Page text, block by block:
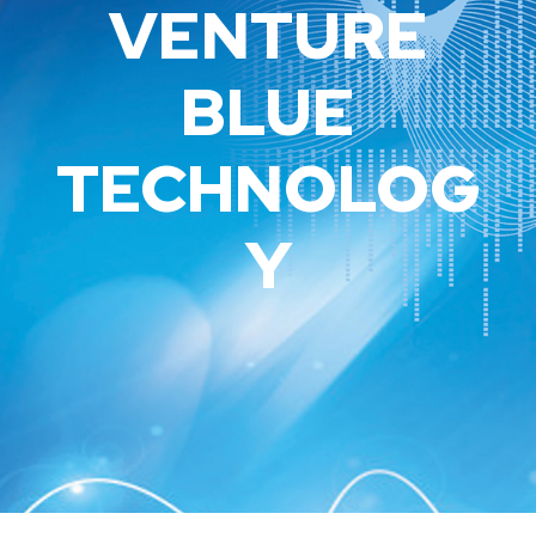
VENTURE
BLUE
TECHNOLOG
Y